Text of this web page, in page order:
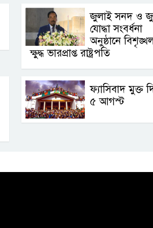
জুলাই সনদ ও
যোদ্ধা সংবর্ধনা
অনুষ্ঠানে
ক্ষুদ্ধ ভারপ্রাপ্ত রাষ্ট্রপতি
ফ্যাসিবাদ মুক্ত
৫ আগস্ট